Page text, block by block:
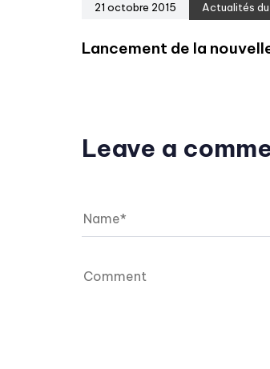
21 octobre 2015 Actualités
Lancement de la
Leave a